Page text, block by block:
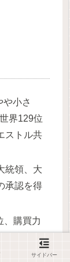
や小さ
界129位
ストル共
統領、大
承認を得
、購買力
サイドバー